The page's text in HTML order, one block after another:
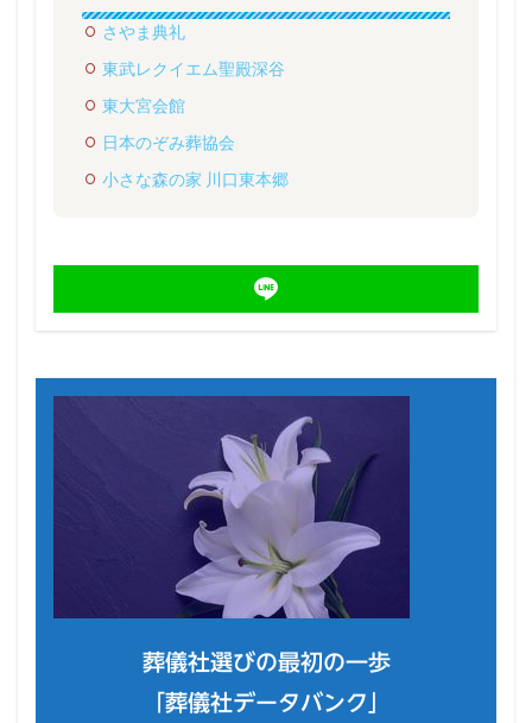
さやま典礼
東武レクイエム聖殿深谷
東大宮会館
日本のぞみ葬協会
小さな森の家 川口東本郷
葬儀社選びの最初の一歩
「葬儀社データバンク」